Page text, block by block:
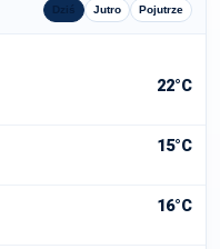
Dziś Jutro Pojutrze
22°C
15°C
16°C